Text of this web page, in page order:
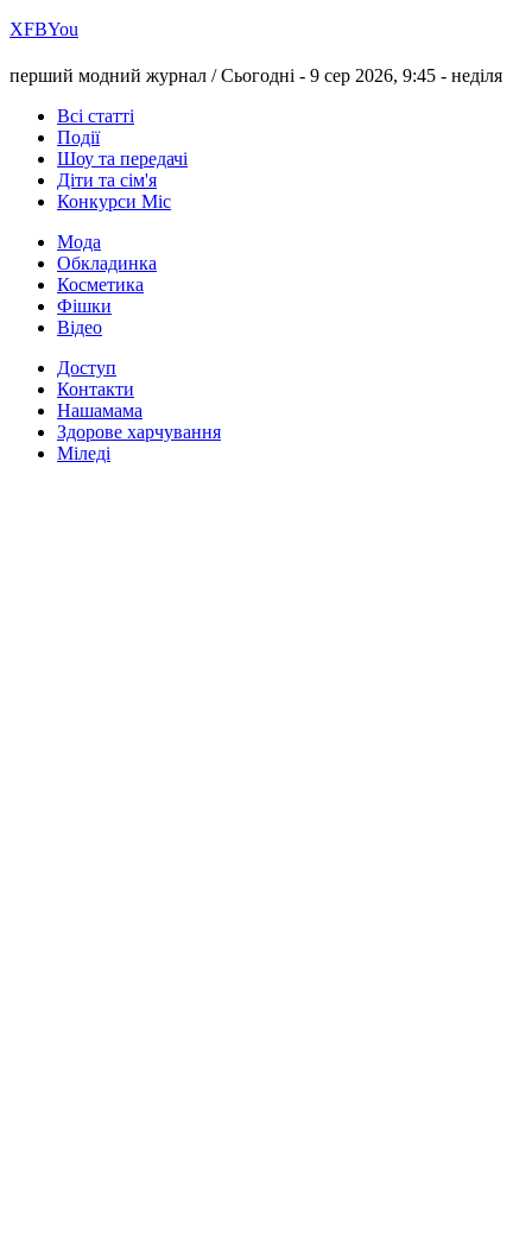
ХFBYou
перший модний журнал /Сьогодні - 9 сер 2026, 9:45 - неділя
Всі статті
Події
Шоу та передачі
Діти та сім'я
Конкурси Міс
Мода
Обкладинка
Косметика
Фішки
Відео
Доступ
Контакти
Нашамама
Здорове харчування
Міледі